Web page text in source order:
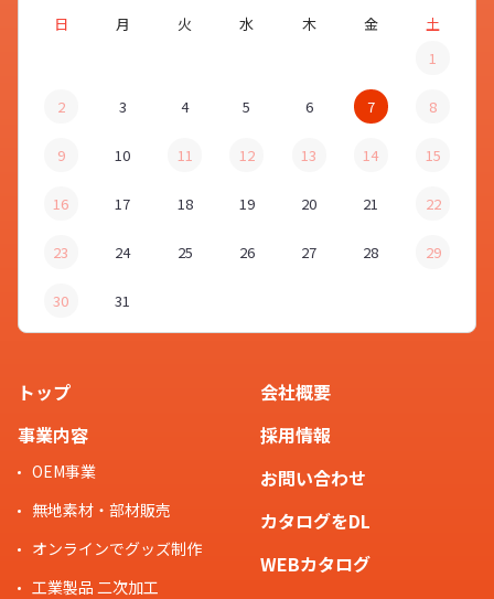
日 月 火 水 木 金
土
1
2 3 4 5 6 7 8
9 10 11 12 13 14 15
16 17 18 19 20 21 22
23 24 25 26 27 28 29
30 31
トップ
事業内容
OEM事業
無地素材・部材販売
オンラインでグッズ制作
工業製品 二次加工
会社概要
採用情報
お問い合わせ
カタログをDL
WEBカタログ